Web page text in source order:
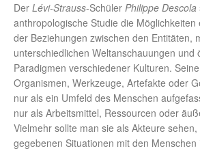
Der Lévi-Strauss-Schüler Philippe Descola
anthropologische Studie die
der Beziehungen zwischen den Entitäten,
unterschiedlichen Weltanschauungen und
Paradigmen verschiedener Kulturen.
Organismen, Werkzeuge, Artefakte oder
nur als ein Umfeld des Menschen
nur als Arbeitsmittel, Ressourcen oder
Vielmehr sollte man sie als Akteure
gegebenen Situationen mit den Menschen